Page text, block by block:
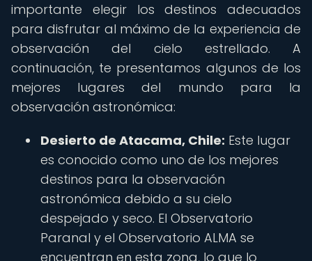
importante elegir los destinos adecuados
para disfrutar al máximo de la experiencia de
observación del cielo estrellado. A
continuación, te presentamos algunos de los
mejores lugares del mundo para la
observación astronómica:
Desierto de Atacama, Chile: Este lugar
es conocido como uno de los mejores
destinos para la observación
astronómica debido a su cielo
despejado y seco. El Observatorio
Paranal y el Observatorio ALMA se
encuentran en esta zona, lo que lo